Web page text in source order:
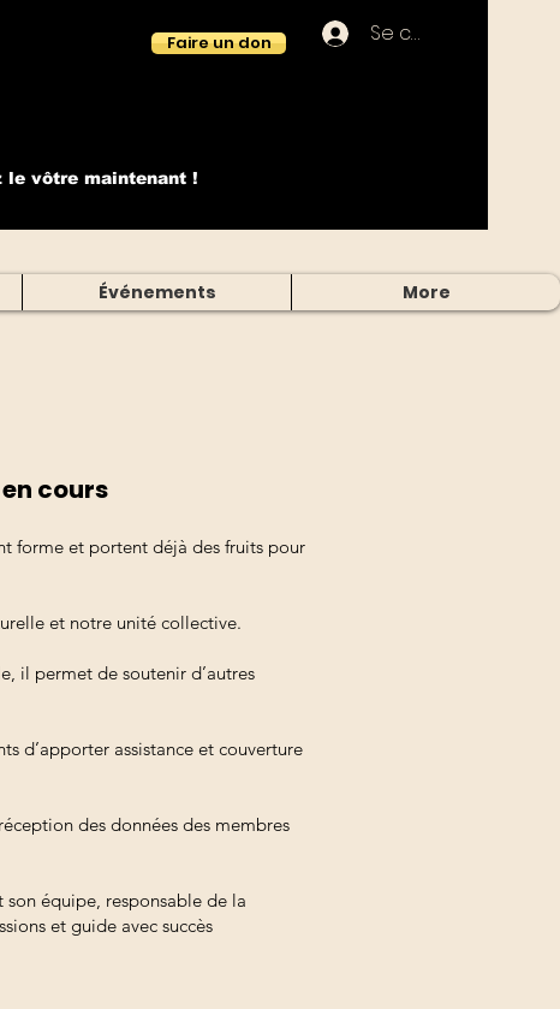
Faire un don Se connecter
le vôtre maintenant !
Événements More
cours
forme et portent déjà des fruits pour
et notre unité collective.
il permet de soutenir d’autres
d’apporter assistance et couverture
des données des membres
son équipe, responsable de la
et guide avec succès